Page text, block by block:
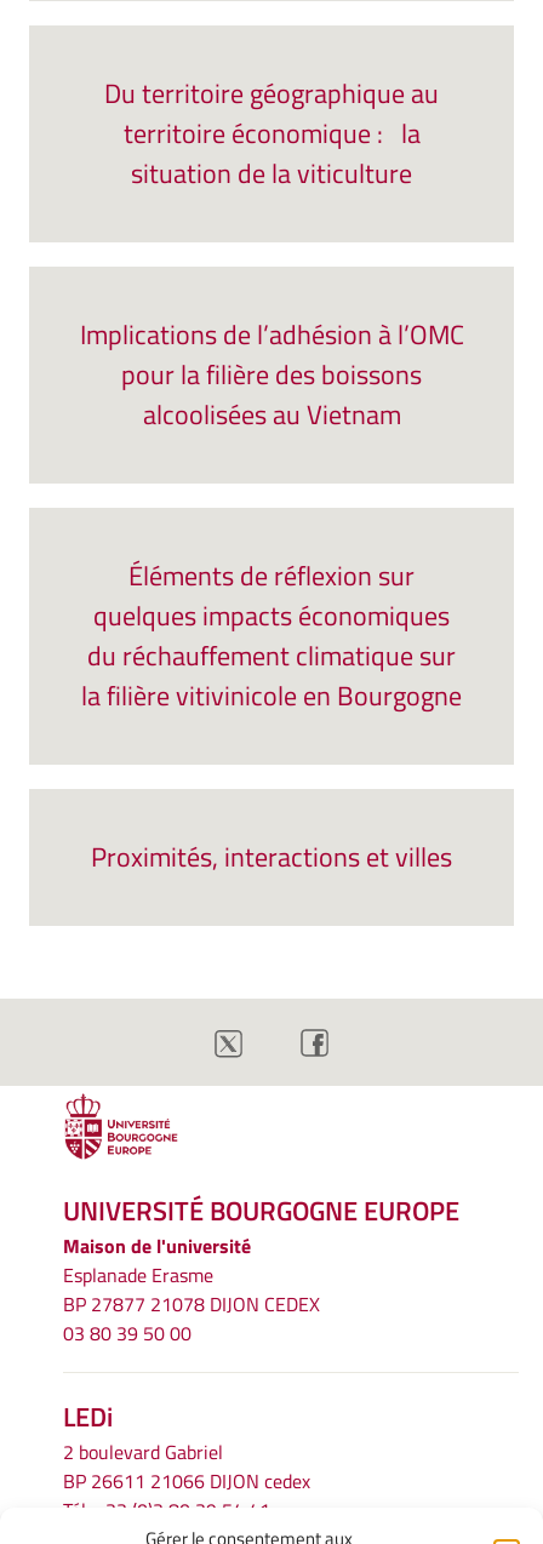
Du territoire géographique au
territoire économique : la
situation de la viticulture
Implications de l’adhésion à l’OMC
pour la filière des boissons
alcoolisées au Vietnam
Éléments de réflexion sur
quelques impacts économiques
du réchauffement climatique sur
la filière vitivinicole en Bourgogne
Proximités, interactions et villes
UNIVERSITÉ BOURGOGNE EUROPE
Maison de l'université
Esplanade Erasme
BP 27877 21078 DIJON CEDEX
03 80 39 50 00
LEDi
2 boulevard Gabriel
BP 26611 21066 DIJON cedex
Tél.
+33 (0)3 80 39 54 41